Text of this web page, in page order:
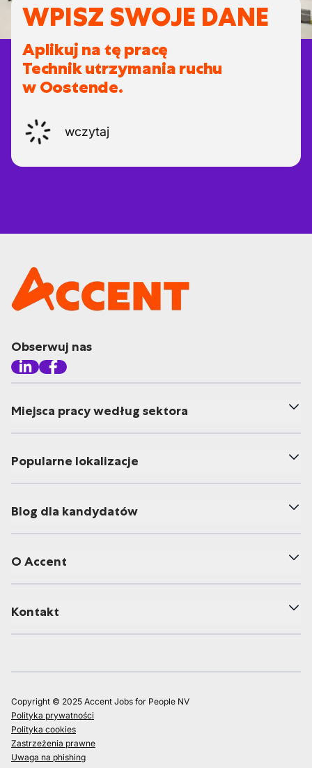
WPISZ SWOJE DANE
Aplikuj na tę pracę
Technik utrzymania ruchu
w Oostende.
wczytaj
Obserwuj nas
Miejsca pracy według sektora
Popularne lokalizacje
Blog dla kandydatów
O Accent
Kontakt
Copyright © 2025 Accent Jobs for People NV
Polityka prywatności
Polityka cookies
Zastrzeżenia prawne
Uwaga na phishing